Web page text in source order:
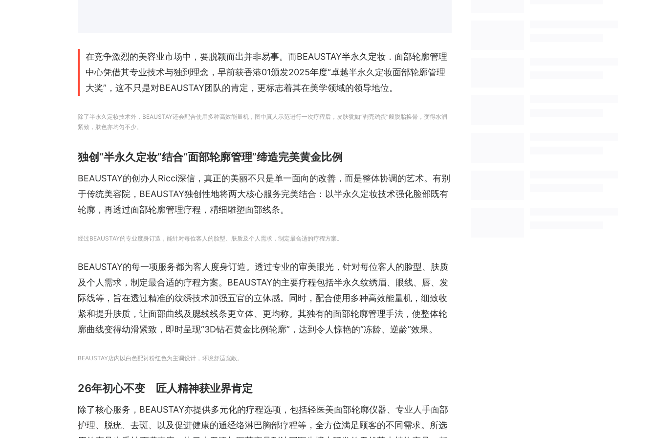
在竞争激烈的美容业市场中，要脱颖而出并非易事。而BEAUSTAY半永久定妆．面部轮廓管理
中心凭借其专业技术与独到理念，早前获香港01颁发2025年度“卓越半永久定妆面部轮廓管理
大奖”，这不只是对BEAUSTAY团队的肯定，更标志着其在美学领域的领导地位。
除了半永久定妆技术外，BEAUSTAY还会配合使用多种高效能量机，图中真人示范进行一次疗程后，皮肤犹如“剥壳鸡蛋”般脱胎换骨，变得水润
紧致，肤色亦均匀不少。
独创“半永久定妆”结合“面部轮廓管理”缔造完美黄金比例
BEAUSTAY的创办人Ricci深信，真正的美丽不只是单一面向的改善，而是整体协调的艺术。有别
于传统美容院，BEAUSTAY独创性地将两大核心服务完美结合：以半永久定妆技术强化脸部既有
轮廓，再透过面部轮廓管理疗程，精细雕塑面部线条。
经过BEAUSTAY的专业度身订造，能针对每位客人的脸型、肤质及个人需求，制定最合适的疗程方案。
BEAUSTAY的每一项服务都为客人度身订造。透过专业的审美眼光，针对每位客人的脸型、肤质
及个人需求，制定最合适的疗程方案。BEAUSTAY的主要疗程包括半永久纹绣眉、眼线、唇、发
际线等，旨在透过精准的纹绣技术加强五官的立体感。同时，配合使用多种高效能量机，细致收
紧和提升肤质，让面部曲线及腮线线条更立体、更均称。其独有的面部轮廓管理手法，使整体轮
廓曲线变得幼滑紧致，即时呈现“3D钻石黄金比例轮廓”，达到令人惊艳的“冻龄、逆龄”效果。
BEAUSTAY店内以白色配衬粉红色为主调设计，环境舒适宽敞。
26年初心不变 匠人精神获业界肯定
除了核心服务，BEAUSTAY亦提供多元化的疗程选项，包括轻医美面部轮廓仪器、专业人手面部
护理、脱疣、去斑、以及促进健康的通经络淋巴胸部疗程等，全方位满足顾客的不同需求。所选